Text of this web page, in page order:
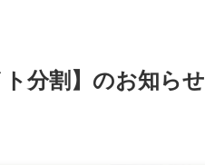
分割】のお知らせ